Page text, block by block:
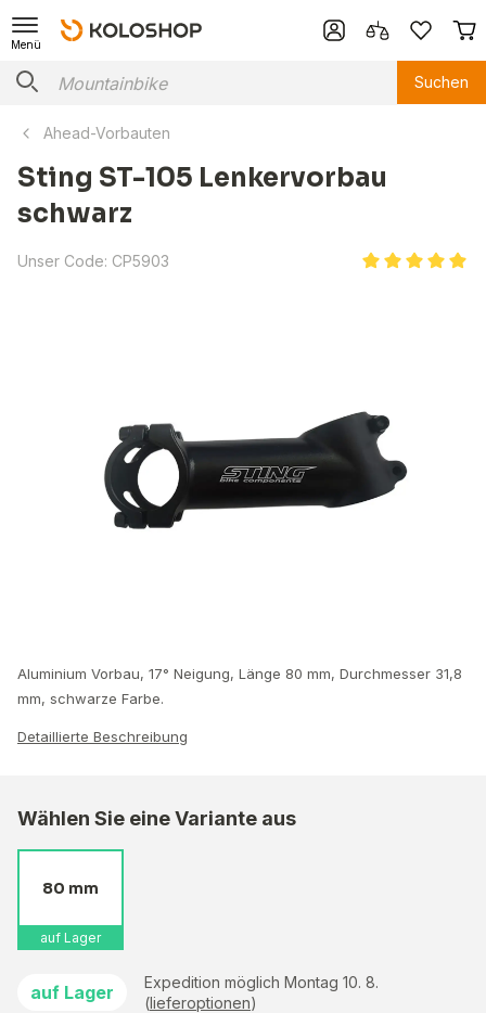
Menü
Suchen
Ahead-Vorbauten
Sting ST-105 Lenkervorbau
schwarz
Unser Code: CP5903
Aluminium Vorbau, 17° Neigung, Länge 80 mm, Durchmesser 31,8
mm, schwarze Farbe.
Detaillierte Beschreibung
Wählen Sie eine Variante aus
80 mm
auf Lager
auf Lager
Expedition möglich Montag 10. 8.
(lieferoptionen)